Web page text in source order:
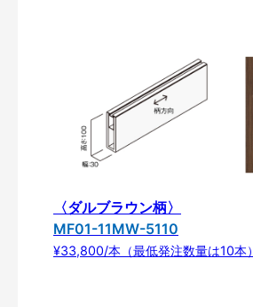
〈ダルブラウン柄〉
MF01-11MW-5110
¥33,800/本（最低発注数量は10本）